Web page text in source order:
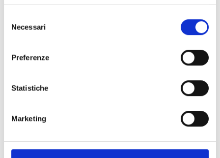
delNecessari
Preferenze
Statistiche
Marketing
Iscrizione richiesta
Luogo dell'evento
Via Cappuccini 10
www.schlanders-laas.it